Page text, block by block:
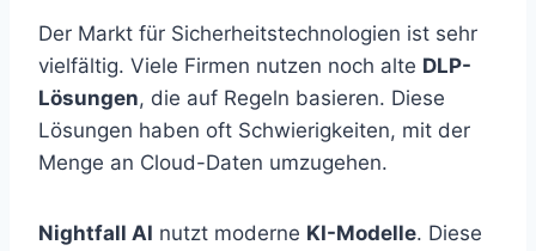
Der Markt für Sicherheitstechnologien ist sehr
vielfältig. Viele Firmen nutzen noch alte DLP-
Lösungen, die auf Regeln basieren. Diese
Lösungen haben oft Schwierigkeiten, mit der
Menge an Cloud-Daten umzugehen.
Nightfall AI nutzt moderne KI-Modelle. Diese